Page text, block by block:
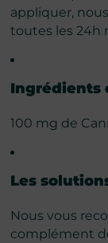
appliquer,
toutes les 24h
Ingrédients
100 mg de
Les
Nous vous
complément